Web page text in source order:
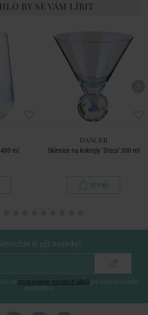
BY SE VÁM LÍBIT
ml
DANCER
Sklenice na koktejly "Disco" 300 ml
379 Kč
si ujít novinky!
se zpracováním osobních údajů pro zasílání našeho
newsletteru